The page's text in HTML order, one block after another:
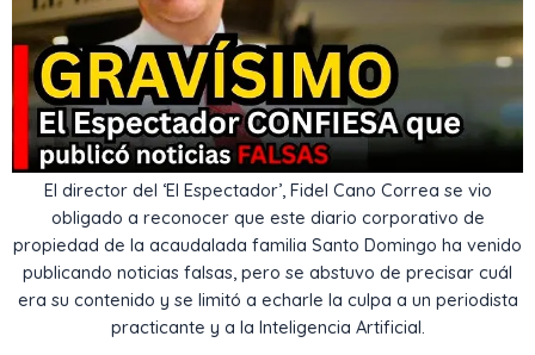
El director del ‘El Espectador’, Fidel Cano Correa se vio
obligado a reconocer que este diario corporativo de
propiedad de la acaudalada familia Santo Domingo ha venido
publicando noticias falsas, pero se abstuvo de precisar cuál
era su contenido y se limitó a echarle la culpa a un periodista
practicante y a la Inteligencia Artificial.